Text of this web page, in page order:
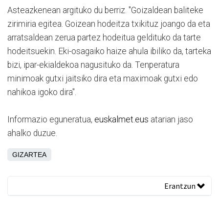
Asteazkenean argituko du berriz. "Goizaldean baliteke
zirimiria egitea. Goizean hodeitza txikituz joango da eta
arratsaldean zerua partez hodeitua geldituko da tarte
hodeitsuekin. Eki-osagaiko haize ahula ibiliko da, tarteka
bizi, ipar-ekialdekoa nagusituko da. Tenperatura
minimoak gutxi jaitsiko dira eta maximoak gutxi edo
nahikoa igoko dira".
Informazio eguneratua, euskalmet.eus atarian jaso
ahalko duzue.
GIZARTEA
Erantzun